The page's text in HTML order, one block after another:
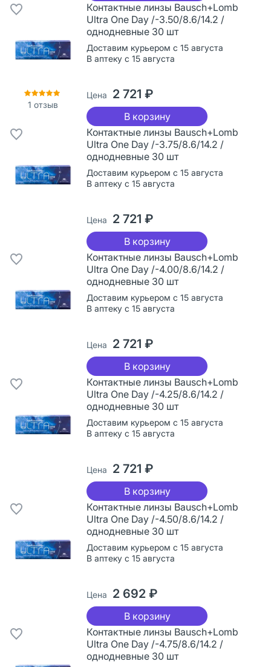
1 отзыв
Контактные линзы Bausch+Lomb
Ultra One Day /-3.50/8.6/14.2 /
однодневные 30 шт
Доставим курьером с 15 августа
В аптеку с 15 августа
Цена 2 721 ₽
В корзину
Контактные линзы Bausch+Lomb
Ultra One Day /-3.75/8.6/14.2 /
однодневные 30 шт
Доставим курьером с 15 августа
В аптеку с 15 августа
Цена 2 721 ₽
В корзину
Контактные линзы Bausch+Lomb
Ultra One Day /-4.00/8.6/14.2 /
однодневные 30 шт
Доставим курьером с 15 августа
В аптеку с 15 августа
Цена 2 721 ₽
В корзину
Контактные линзы Bausch+Lomb
Ultra One Day /-4.25/8.6/14.2 /
однодневные 30 шт
Доставим курьером с 15 августа
В аптеку с 15 августа
Цена 2 721 ₽
В корзину
Контактные линзы Bausch+Lomb
Ultra One Day /-4.50/8.6/14.2 /
однодневные 30 шт
Доставим курьером с 15 августа
В аптеку с 15 августа
Цена 2 692 ₽
В корзину
Контактные линзы Bausch+Lomb
Ultra One Day /-4.75/8.6/14.2 /
однодневные 30 шт